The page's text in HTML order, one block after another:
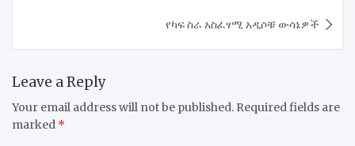
የካፍ ስራ አስፈፃሚ አዲሶቹ ውሳኔዎች
Leave a Reply
Your email address will not be published. Required fields are
marked *